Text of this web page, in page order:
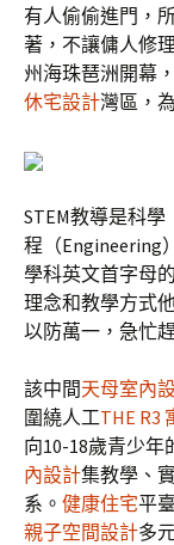
有人偷偷進門，
著，不讓傭人修
州海珠琶洲開幕
休宅設計灣區，
STEM教導是科
程（Engineering
學科英文首字母
理念和教學方式
以防萬一，急忙
該中間天母室內
圍繞人工THE R3
向10-18歲青少
內設計集教學、
系。 健康住宅平
親子空間設計多